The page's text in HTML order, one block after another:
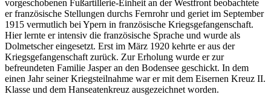
vorgeschobenen Fußartillerie-Einheit an der Westfront beobachtete
er französische Stellungen durchs Fernrohr und geriet im September
1915 vermutlich bei Ypern in französische Kriegsgefangenschaft.
Hier lernte er intensiv die französische Sprache und wurde als
Dolmetscher eingesetzt. Erst im März 1920 kehrte er aus der
Kriegsgefangenschaft zurück. Zur Erholung wurde er zur
befreundeten Familie Jasper an den Bodensee geschickt. In dem
einen Jahr seiner Kriegsteilnahme war er mit dem Eisernen Kreuz II.
Klasse und dem Hanseatenkreuz ausgezeichnet worden.